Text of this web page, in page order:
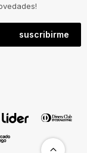
suscribirme